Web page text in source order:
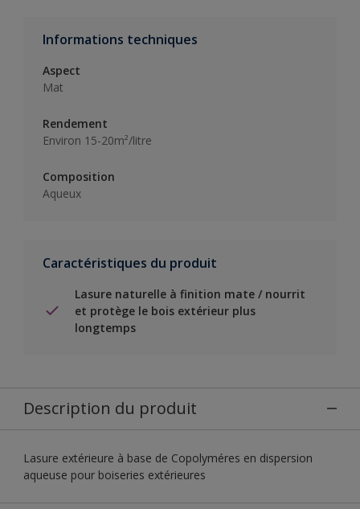
Informations techniques
Aspect
Mat
Rendement
Environ 15-20m²/litre
Composition
Aqueux
Caractéristiques du produit
Lasure naturelle à finition mate / nourrit
et protège le bois extérieur plus
longtemps
Description du produit
Lasure extérieure à base de Copolyméres en dispersion
aqueuse pour boiseries extérieures